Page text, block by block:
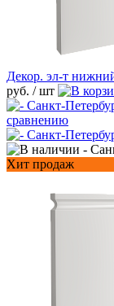
Декор. эл-т
руб. / шт
сравнению
Хит продаж